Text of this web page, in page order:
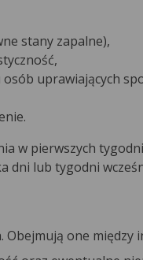
stany zapalne),
osób uprawiających
w pierwszych
lub tygodni
one między